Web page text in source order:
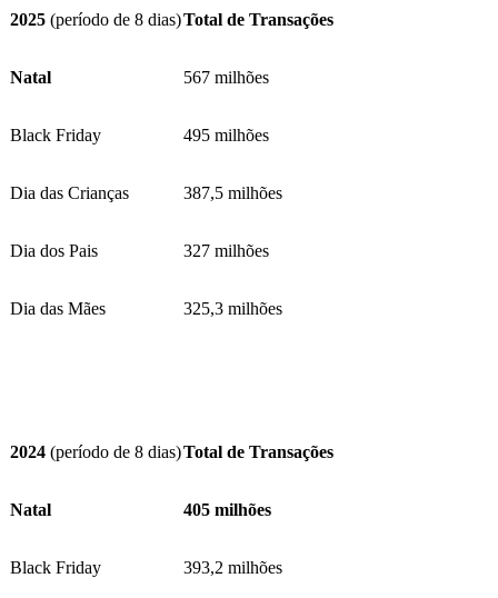
2025 (período de 8 dias)Total de Transações
Natal 567 milhões
Black Friday 495 milhões
Dia das Crianças 387,5 milhões
Dia dos Pais 327 milhões
Dia das Mães 325,3 milhões
2024 (período de 8 dias)Total de Transações
Natal 405 milhões
Black Friday 393,2 milhões